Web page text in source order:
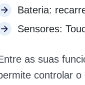
Bateria:
Sensores:
as suas
ermite controlar o